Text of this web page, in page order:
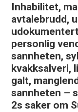
Inhabilitet,
avtalebrudd,
personlig
sannheten,
kvakksalveri,
galt,
sannheten –
2s saker om